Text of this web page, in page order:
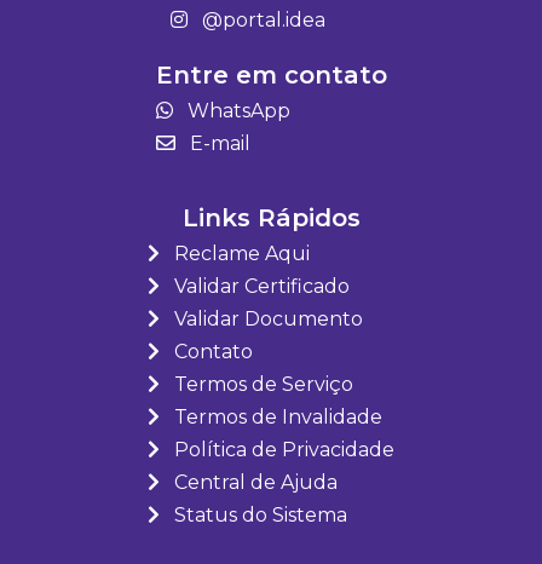
@portal.idea
Entre em contato
WhatsApp
E-mail
Links Rápidos
Reclame Aqui
Validar Certificado
Validar Documento
Contato
Termos de Serviço
Termos de Invalidade
Política de Privacidade
Central de Ajuda
Status do Sistema